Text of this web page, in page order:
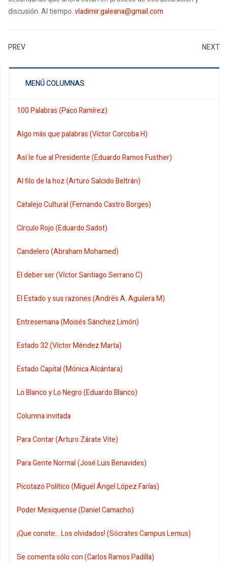
discusión. Al tiempo.vladimir.galeana@gmail.com
PREV NEXT
MENÚ COLUMNAS
100 Palabras (Paco Ramírez)
Algo más que palabras (Víctor Corcoba H)
Así le fue al Presidente (Eduardo Ramos Fusther)
Al filo de la hoz (Arturo Salcido Beltrán)
Catalejo Cultural (Fernando Castro Borges)
Círculo Rojo (Eduardo Sadot)
Candelero (Abraham Mohamed)
El deber ser (Víctor Santiago Serrano C)
El Estado y sus razones (Andrés A. Aguilera M)
Entresemana (Moisés Sánchez Limón)
Estado 32 (Víctor Méndez Marta)
Estado Capital (Mónica Alcántara)
Lo Blanco y Lo Negro (Eduardo Blanco)
Columna invitada
Para Contar (Arturo Zárate Vite)
Para Gente Normal (José Luis Benavides)
Picotazo Político (Miguel Ángel López Farías)
Poder Mexiquense (Daniel Camacho)
¡Que conste... Los olvidados! (Sócrates Campus Lemus)
Se comenta sólo con (Carlos Ramos Padilla)